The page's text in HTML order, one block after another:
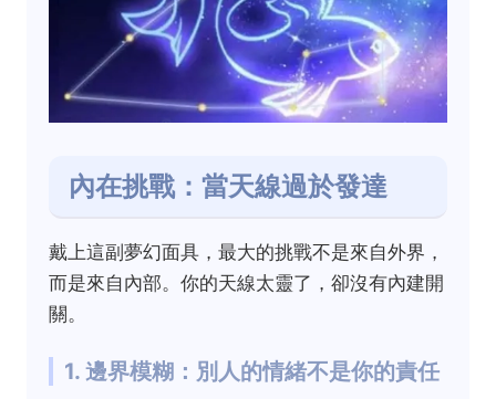
內在挑戰：當天線過於發達
戴上這副夢幻面具，最大的挑戰不是來自外界，
而是來自內部。你的天線太靈了，卻沒有內建開
關。
1. 邊界模糊：別人的情緒不是你的責任